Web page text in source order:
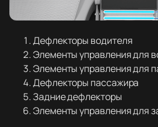
Дефлекторы водителя
Элементы управления для
Элементы управления для
Дефлекторы пассажира
Задние дефлекторы
Элементы управления для